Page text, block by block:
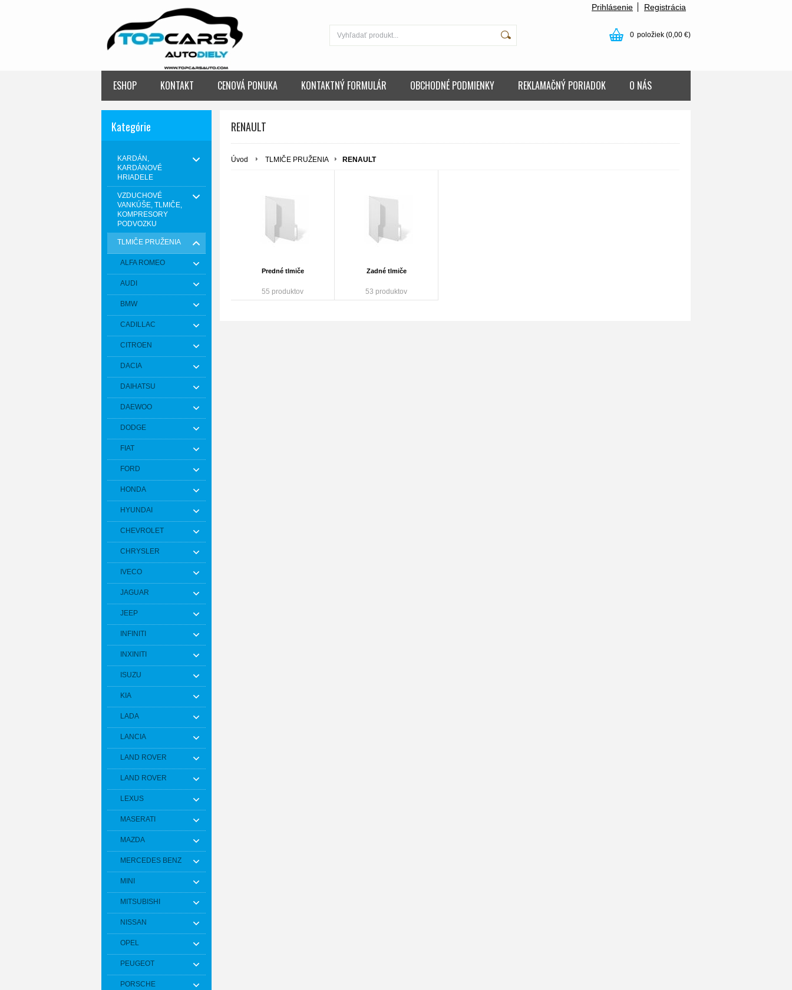
Prihlásenie Registrácia
0 položiek (0,00 €)
ESHOP KONTAKT CENOVÁ PONUKA KONTAKTNÝ FORMULÁR OBCHODNÉ PODMIENKY REKLAMAČNÝ PORIADOK O NÁS
Kategórie
KARDÁN,
KARDÁNOVÉ
HRIADELE
VZDUCHOVÉ
VANKÚŠE, TLMIČE,
KOMPRESORY
PODVOZKU
TLMIČE PRUŽENIA
ALFA ROMEO
AUDI
BMW
CADILLAC
CITROEN
DACIA
DAIHATSU
DAEWOO
DODGE
FIAT
FORD
HONDA
HYUNDAI
CHEVROLET
CHRYSLER
IVECO
JAGUAR
JEEP
INFINITI
INXINITI
ISUZU
KIA
LADA
LANCIA
LAND ROVER
LAND ROVER
LEXUS
MASERATI
MAZDA
MERCEDES BENZ
MINI
MITSUBISHI
NISSAN
OPEL
PEUGEOT
PORSCHE
RENAULT
Úvod TLMIČE PRUŽENIA RENAULT
Predné tlmiče
55 produktov
Zadné tlmiče
53 produktov